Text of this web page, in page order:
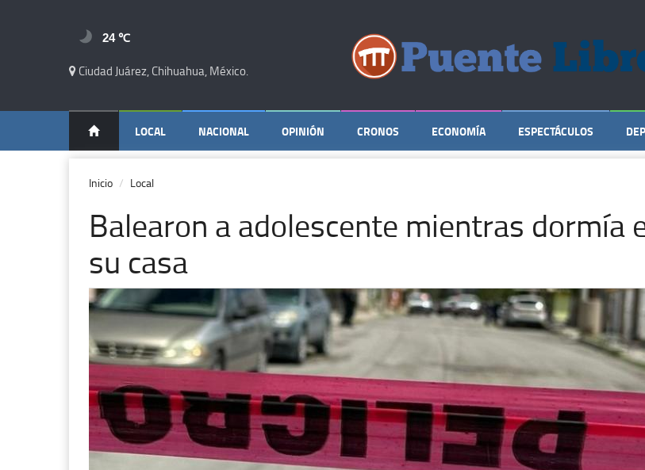
24 ℃
Ciudad Juárez, Chihuahua, México.
LOCAL NACIONAL OPINIÓN CRONOS ECONOMÍA ESPECTÁCULOS
Inicio Local
Balearon a adolescente mientras dormía
su casa